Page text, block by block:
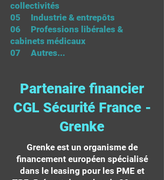
collectivités
05 Industrie & entrepôts
06 Professions libérales &
cabinets médicaux
07 Autres...
Partenaire financier
CGL Sécurité France -
Grenke
Grenke est un organisme de
financement européen spécialisé
dans le leasing pour les PME et